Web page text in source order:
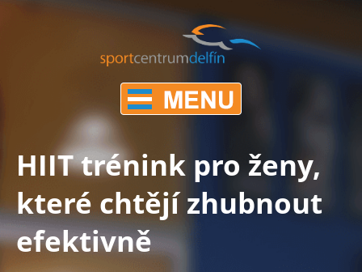
HIIT trénink pro ženy,
které chtějí zhubnout
efektivně